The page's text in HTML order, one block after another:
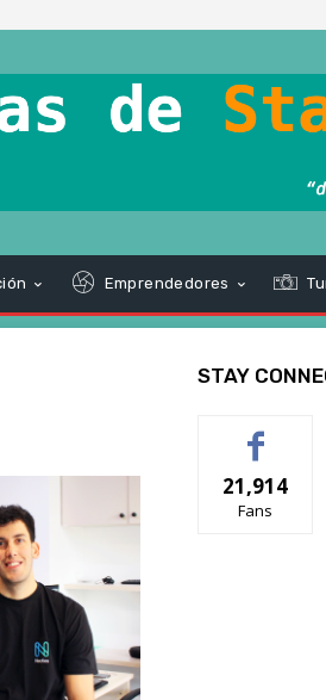
Emprendedores
STAY
21,914
Fans